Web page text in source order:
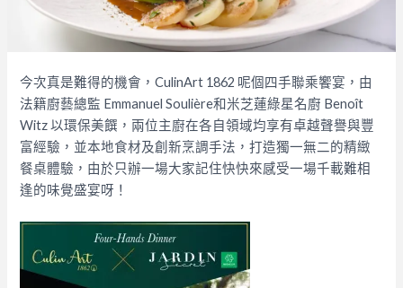
今次真是難得的機會，CulinArt 1862 呢個四手聯乘饗宴，由
法籍廚藝總監 Emmanuel Soulière和米芝蓮綠星名廚 Benoît
Witz 以環保美饌，兩位主廚在各自領域均享有卓越聲譽與豐
富經驗，並本地食材及創新烹調手法，打造獨一無二的精緻
餐桌體驗，由於只辦一場大家記住快快來感受一場千載難相
逢的味覺盛宴呀！